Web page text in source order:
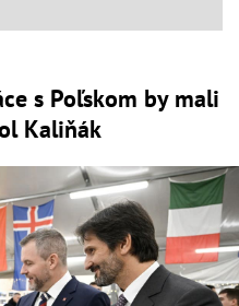
s Poľskom by mali
Kaliňák